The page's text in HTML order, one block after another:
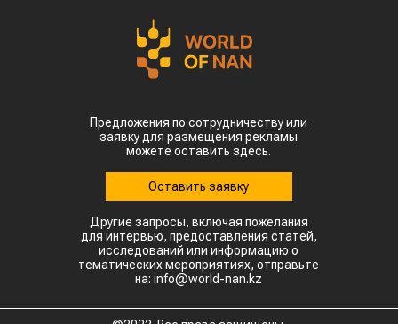
Предложения по сотрудничеству или
заявку для размещения рекламы
можете оставить здесь.
Оставить заявку
Другие запросы, включая пожелания
для интервью, предоставления статей,
исследований или информацию о
тематических мероприятиях, отправьте
на: info@world-nan.kz